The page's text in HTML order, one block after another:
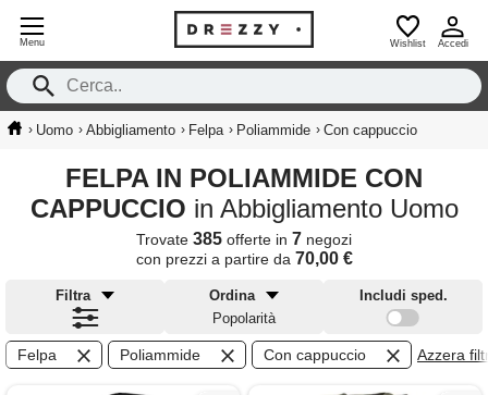
Menu Wishlist Accedi
› Uomo › Abbigliamento › Felpa › Poliammide › Con cappuccio
FELPA IN POLIAMMIDE CON
CAPPUCCIO in Abbigliamento Uomo
Trovate 385 offerte in 7 negozi
con prezzi a partire da 70,00 €
Filtra
Ordina
Popolarità
Includi sped.
Felpa Poliammide Con cappuccio Azzera